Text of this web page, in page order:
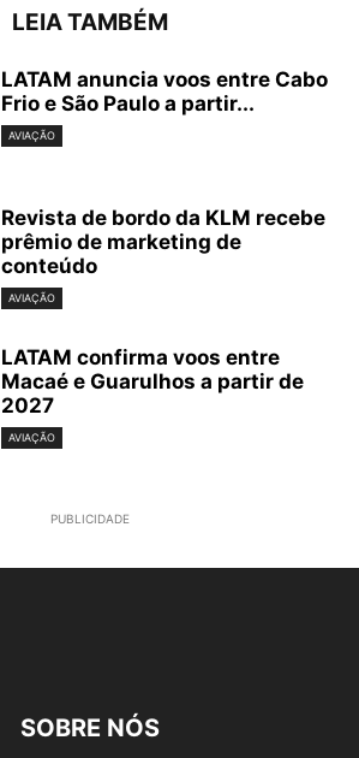
LEIA TAMBÉM
LATAM anuncia voos entre Cabo
Frio e São Paulo a partir...
AVIAÇÃO
Revista de bordo da KLM recebe
prêmio de marketing de
conteúdo
AVIAÇÃO
LATAM confirma voos entre
Macaé e Guarulhos a partir de
2027
AVIAÇÃO
PUBLICIDADE
SOBRE NÓS